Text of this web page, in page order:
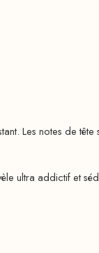
Les notes de tête
ultra addictif et